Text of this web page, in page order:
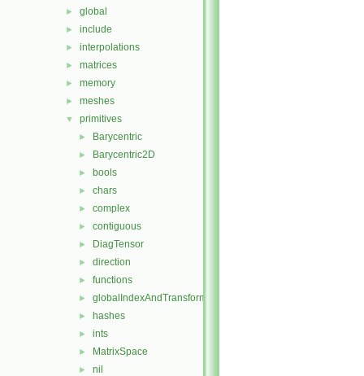
► global
► include
► interpolations
► matrices
► memory
► meshes
▼ primitives
► Barycentric
► Barycentric2D
► bools
► chars
► complex
► contiguous
► DiagTensor
► direction
► functions
► globalIndexAndTransform
► hashes
► ints
► MatrixSpace
► nil